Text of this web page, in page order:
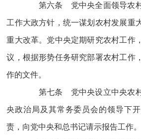
第六条 党中央全面领导农村
工作大政方针，统一谋划农村发展重
重大改革。党中央定期研究农村工作
议，根据形势任务研究部署农村工作
作的文件。
第七条 党中央设立中央农村
央政治局及其常务委员会的领导下
责，向党中央和总书记请示报告工作。